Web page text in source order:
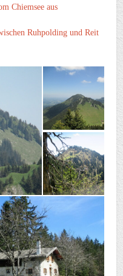
Chiemsee aus
Ruhpolding und Reit